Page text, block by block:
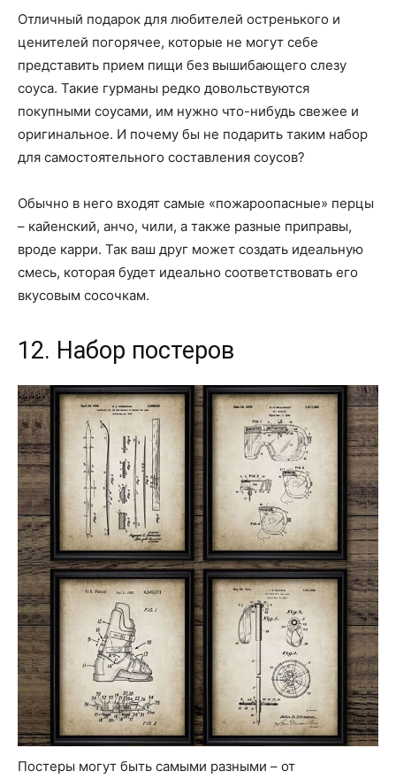
Отличный подарок для любителей остренького и
ценителей погорячее, которые не могут себе
представить прием пищи без вышибающего слезу
соуса. Такие гурманы редко довольствуются
покупными соусами, им нужно что-нибудь свежее и
оригинальное. И почему бы не подарить таким набор
для самостоятельного составления соусов?
Обычно в него входят самые «пожароопасные» перцы
– кайенский, анчо, чили, а также разные приправы,
вроде карри. Так ваш друг может создать идеальную
смесь, которая будет идеально соответствовать его
вкусовым сосочкам.
12. Набор постеров
Постеры могут быть самыми разными – от